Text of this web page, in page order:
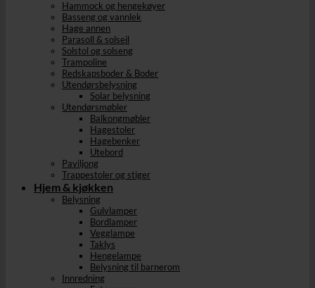
Hammock og hengekøyer
Basseng og vannlek
Hage annen
Parasoll & solseil
Solstol og solseng
Trampoline
Redskapsboder & Boder
Utendørsbelysning
Solar belysning
Utendørsmøbler
Balkongmøbler
Hagestoler
Hagebenker
Utebord
Paviljong
Trappestoler og stiger
Hjem & kjøkken
Belysning
Gulvlamper
Bordlamper
Vegglampe
Taklys
Hengelampe
Belysning til barnerom
Innredning